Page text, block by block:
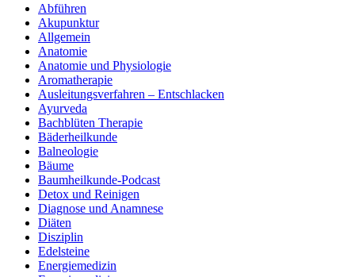
Abführen
Akupunktur
Allgemein
Anatomie
Anatomie und Physiologie
Aromatherapie
Ausleitungsverfahren – Entschlacken
Ayurveda
Bachblüten Therapie
Bäderheilkunde
Balneologie
Bäume
Baumheilkunde-Podcast
Detox und Reinigen
Diagnose und Anamnese
Diäten
Disziplin
Edelsteine
Energiemedizin